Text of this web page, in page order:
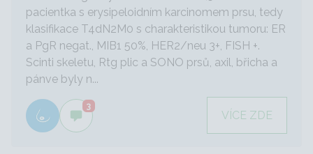
pacientka s erysipeloidním karcinomem prsu, tedy
klasifikace T4dN2M0 s charakteristikou tumoru: ER
a PgR negat., MIB1 50%, HER2/neu 3+, FISH +.
Scinti skeletu, Rtg plic a SONO prsů, axil, břicha a
pánve byly n...
3
VÍCE ZDE